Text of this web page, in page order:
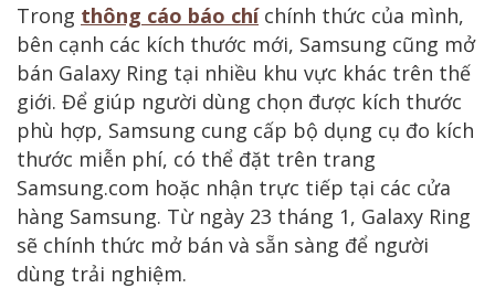
Trong thông cáo báo chíchính thức của mình,
bên cạnh các kích thước mới, Samsung cũng mở
bán Galaxy Ring tại nhiều khu vực khác trên thế
giới. Để giúp người dùng chọn được kích thước
phù hợp, Samsung cung cấp bộ dụng cụ đo kích
thước miễn phí, có thể đặt trên trang
Samsung.com hoặc nhận trực tiếp tại các cửa
hàng Samsung. Từ ngày 23 tháng 1, Galaxy Ring
sẽ chính thức mở bán và sẵn sàng để người
dùng trải nghiệm.